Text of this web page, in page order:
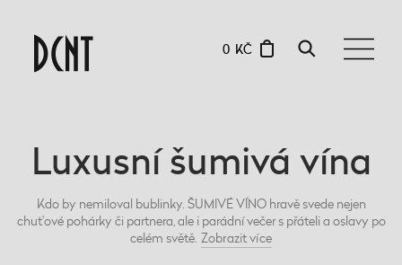
0 KČ
Luxusní šumivá vína
Kdo by nemiloval bublinky. ŠUMIVÉ VÍNO hravě svede nejen
chuťové pohárky či partnera, ale i parádní večer s přáteli a oslavy po
celém světě. Zobrazitvíce